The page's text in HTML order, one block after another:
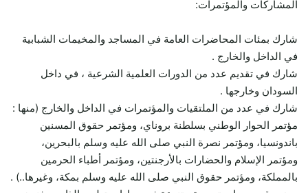
المشاركات والمؤتمرات:
شارك بمئات المحاضرات العامة في المساجد والمخيمات الشبابية
في الداخل والخارج .
شارك في تقديم عدد من الدورات العلمية الشرعية ، في داخل
السودان وخارجها .
شارك في عدد من الملتقيات والمؤتمرات في الداخل والخارج (منها :
مؤتمر الحوار الوطني بسلطنة بروناي، ومؤتمر حقوق المسنين
باندونسيا، ومؤتمر نصرة النبي صلى الله عليه وسلم بالبحرين،
ومؤتمر الإسلام والحضارات بالأرجنتين، ومؤتمر أطباء الحرمين
بالمملكة، ومؤتمر حقوق النبي صلى الله عليه وسلم بمكة، وغيرها..) .